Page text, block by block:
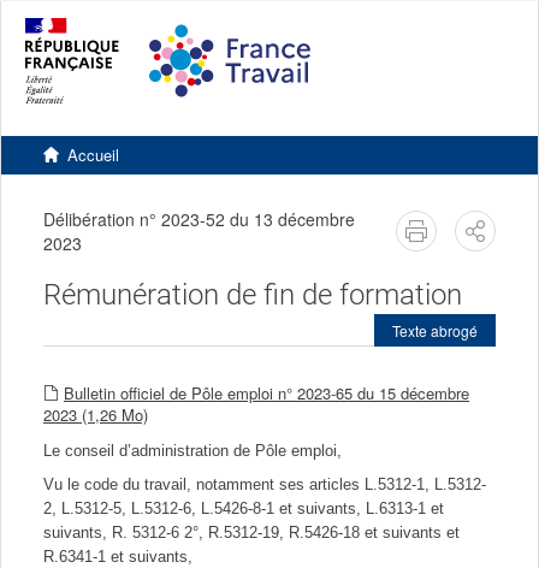
contenu
principal
pied
page
contrastée
à
Accueil
imprimer
Délibération n° 2023-52 du 13 décembre
2023
Rémunération de fin de formation
Texte abrogé
Bulletin officiel de Pôle emploi n° 2023-65 du 15 décembre
2023 (1,26 Mo)
Le conseil d’administration de Pôle emploi,
Vu le code du travail, notamment ses articles L.5312-1, L.5312-
2, L.5312-5, L.5312-6, L.5426-8-1 et suivants, L.6313-1 et
suivants, R. 5312-6 2°, R.5312-19, R.5426-18 et suivants et
R.6341-1 et suivants,